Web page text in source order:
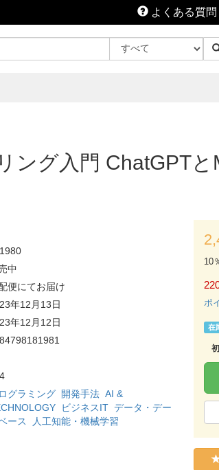
よくある質問
ング入門 ChatGPT
中
便にてお届け
年12月13日
年12月12日
グラミング 開発手法 AI &
ビジネスIT データ・デー
ース
人工知能・機械学習
10
ポ
在